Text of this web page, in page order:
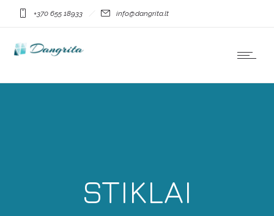
+370 655 18933 info@dangrita.lt
STIKLAI